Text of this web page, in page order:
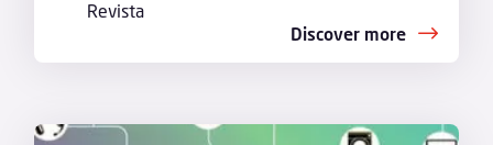
Revista
Discover more